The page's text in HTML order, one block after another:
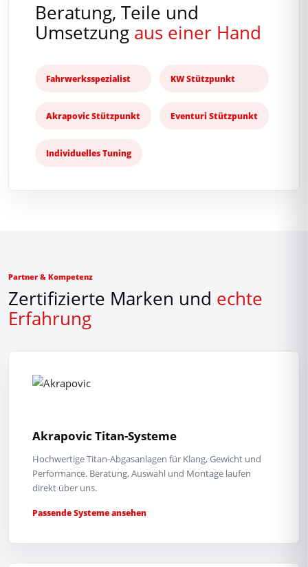
Beratung, Teile und
Umsetzung aus einer Hand
Fahrwerksspezialist KW Stützpunkt
Akrapovic Stützpunkt Eventuri Stützpunkt
Individuelles Tuning
Partner & Kompetenz
Zertifizierte Marken und echte
Erfahrung
Akrapovic Titan-Systeme
Hochwertige Titan-Abgasanlagen für Klang, Gewicht und
Performance. Beratung, Auswahl und Montage laufen
direkt über uns.
Passende Systeme ansehen